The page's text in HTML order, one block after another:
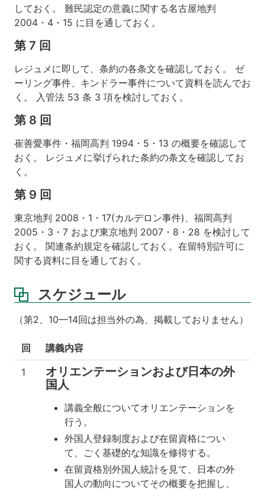
しておく。 難民認定の意義に関する名古屋地判
2004・4・15 に目を通しておく。
第 7 回
レジュメに即して、条約の各条文を確認しておく。 ゼ
ーリング事件、キンドラー事件について資料を読んでお
く。 入管法 53 条 3 項を検討しておく。
第 8 回
崔善愛事件・福岡高判 1994・5・13 の概要を確認して
おく。 レジュメに挙げられた条約の条文を確認してお
く。
第 9 回
東京地判 2008・1・17(カルデロン事件)、福岡高判
2005・3・7 および東京地判 2007・8・28 を検討して
おく。 関連条約規定を確認しておく。在留特別許可に
関する資料に目を通しておく。
スケジュール
（第2、10—14回は担当外の為、掲載しておりません）
回 講義内容
1
オリエンテーションおよび日本の外
国人
講義全般についてオリエンテーションを
行う。
外国人登録制度および在留資格につい
て、ごく基礎的な知識を修得する。
在留資格別外国人統計を見て、日本の外
国人の動向についてその概要を把握し、